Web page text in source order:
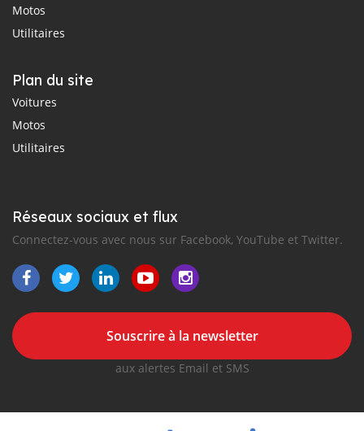
Motos
Utilitaires
Plan du site
Voitures
Motos
Utilitaires
Réseaux sociaux et flux
Connectez-vous avec nous sur Facebook, YouTube et Twitter.
Souscrire à la newsletter
aux alertes Email et SMS